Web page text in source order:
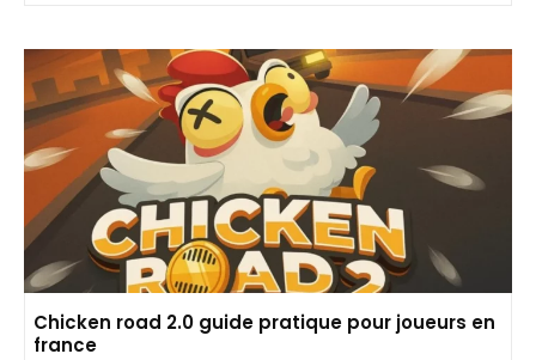
Chicken road 2.0 guide pratique pour joueurs en
france